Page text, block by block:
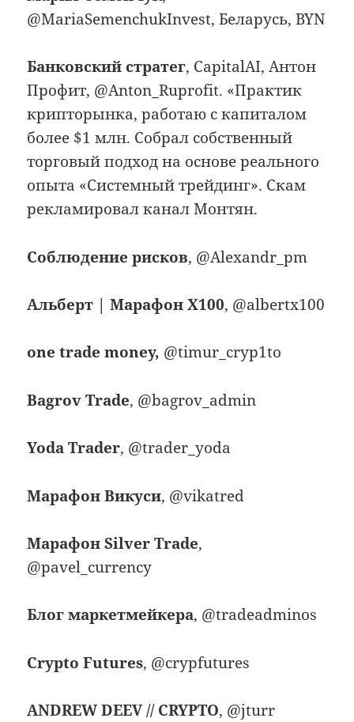
@MariaSemenchukInvest, Беларусь, BYN
Банковский стратег, CapitalAI, Антон
Профит, @Anton_Ruprofit. «Практик
крипторынка, работаю с капиталом
более $1 млн. Собрал собственный
торговый подход на основе реального
опыта «Системный трейдинг». Скам
рекламировал канал Монтян.
Соблюдение рисков, @Alexandr_pm
Альберт | Марафон Х100, @albertx100
one trade money, @timur_cryp1to
Bagrov Trade, @bagrov_admin
Yoda Trader, @trader_yoda
Марафон Викуси, @vikatred
Марафон Silver Trade,
@pavel_currency
Блог маркетмейкера, @tradeadminos
Crypto Futures, @crypfutures
ANDREW DEEV // CRYPTO, @jturr